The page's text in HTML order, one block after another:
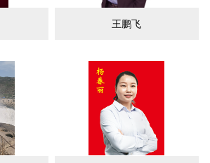
王鹏飞